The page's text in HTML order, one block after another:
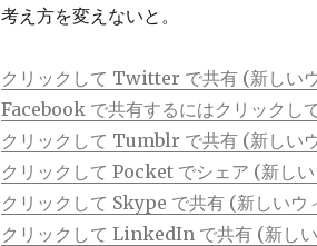
考え方を変えないと。
クリックして Twitter で共有 (新しい
Facebook で共有するにはクリックし
クリックして Tumblr で共有 (新しい
クリックして Pocket でシェア (新し
クリックして Skype で共有 (新しいウ
クリックして LinkedIn で共有 (新し